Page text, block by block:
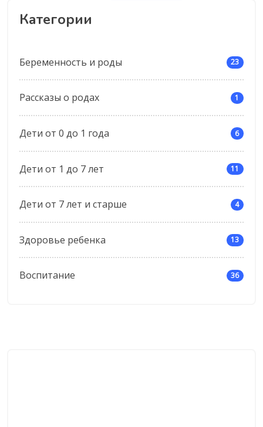
Категории
Беременность и роды 23
Рассказы о родах 1
Дети от 0 до 1 года 6
Дети от 1 до 7 лет 11
Дети от 7 лет и старше 4
Здоровье ребенка 13
Воспитание 36